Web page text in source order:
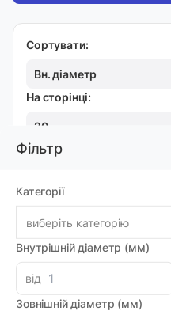
Фільтр
Категорії
виберіть категорію
Внутрішній діаметр (мм)
від
Зовнішній діаметр (мм)
Сортувати:
Вн. діаметр
На сторінці:
20
57.60 грн